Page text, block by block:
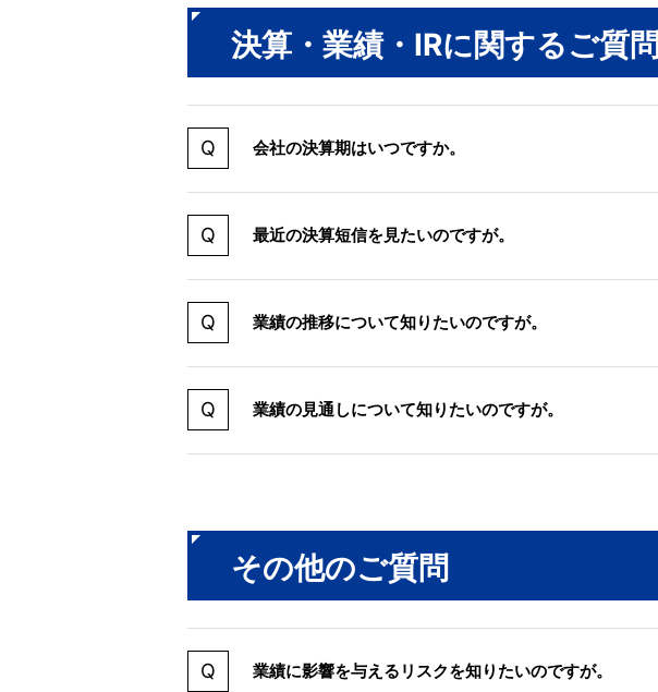
決算・業績・IRに関するご質問
会社の決算期はいつですか。
最近の決算短信を見たいのですが。
業績の推移について知りたいのですが。
業績の見通しについて知りたいのですが。
その他のご質問
業績に影響を与えるリスクを知りたいのですが。